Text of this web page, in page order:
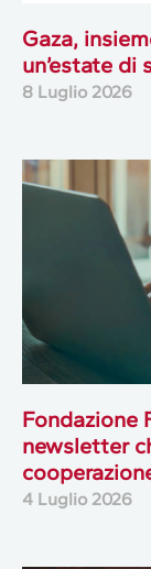
Gaza,
un’estate di
8 Luglio 2026
Fondazione
newsletter
4 Luglio 2026